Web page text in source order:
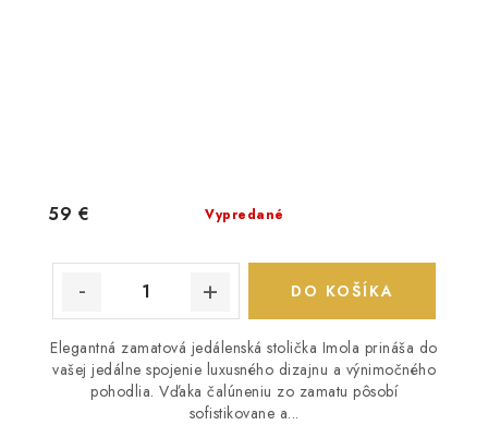
Vypredané
59 €
DO KOŠÍKA
Elegantná zamatová jedálenská stolička Imola prináša do
vašej jedálne spojenie luxusného dizajnu a výnimočného
pohodlia. Vďaka čalúneniu zo zamatu pôsobí
sofistikovane a...